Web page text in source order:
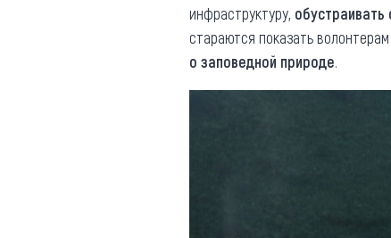
инфраструктуру, обустраивать
стараются показать волонтерам
о заповедной природе.